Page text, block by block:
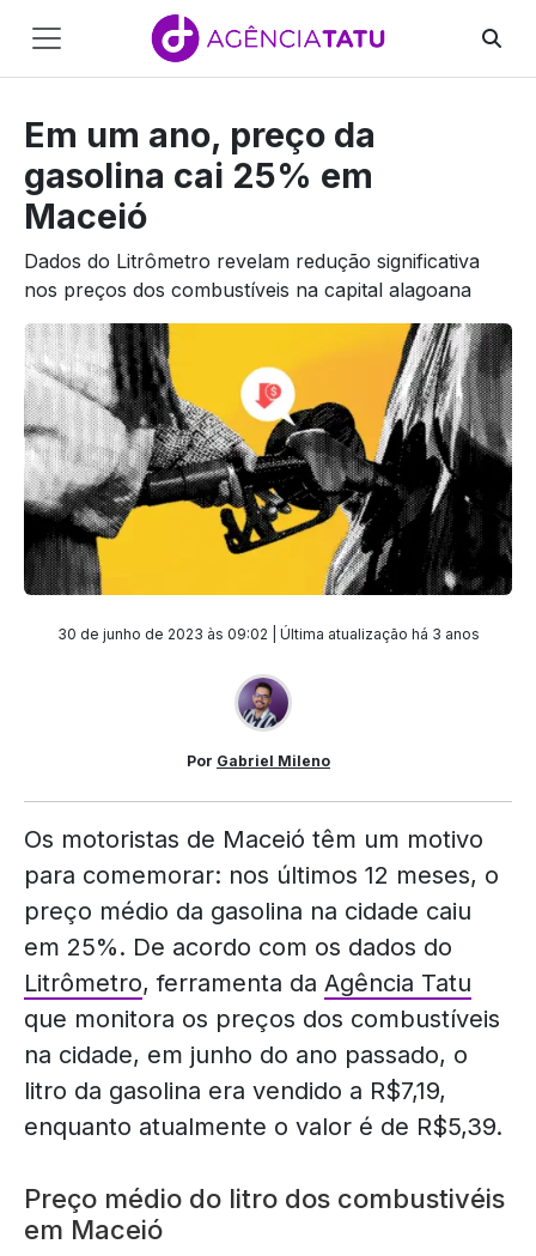
Pular para o conteúdo
Main
Navigation
Em um ano, preço da
gasolina cai 25% em
Maceió
Dados do Litrômetro revelam redução significativa
nos preços dos combustíveis na capital alagoana
30 de junho de 2023 às 09:02 | Última atualização há 3 anos
Por Gabriel Mileno
Os motoristas de Maceió têm um motivo
para comemorar: nos últimos 12 meses, o
preço médio da gasolina na cidade caiu
em 25%. De acordo com os dados do
Litrômetro, ferramenta da Agência Tatu
que monitora os preços dos combustíveis
na cidade, em junho do ano passado, o
litro da gasolina era vendido a R$7,19,
enquanto atualmente o valor é de R$5,39.
Preço médio do litro dos combustivéis
em Maceió